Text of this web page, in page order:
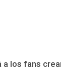
los fans